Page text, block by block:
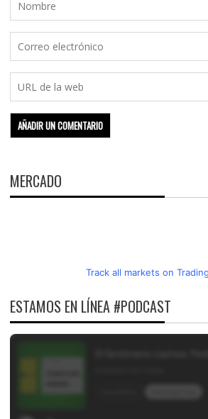
MERCADO
Track all markets on
ESTAMOS EN LÍNEA #PODCAST